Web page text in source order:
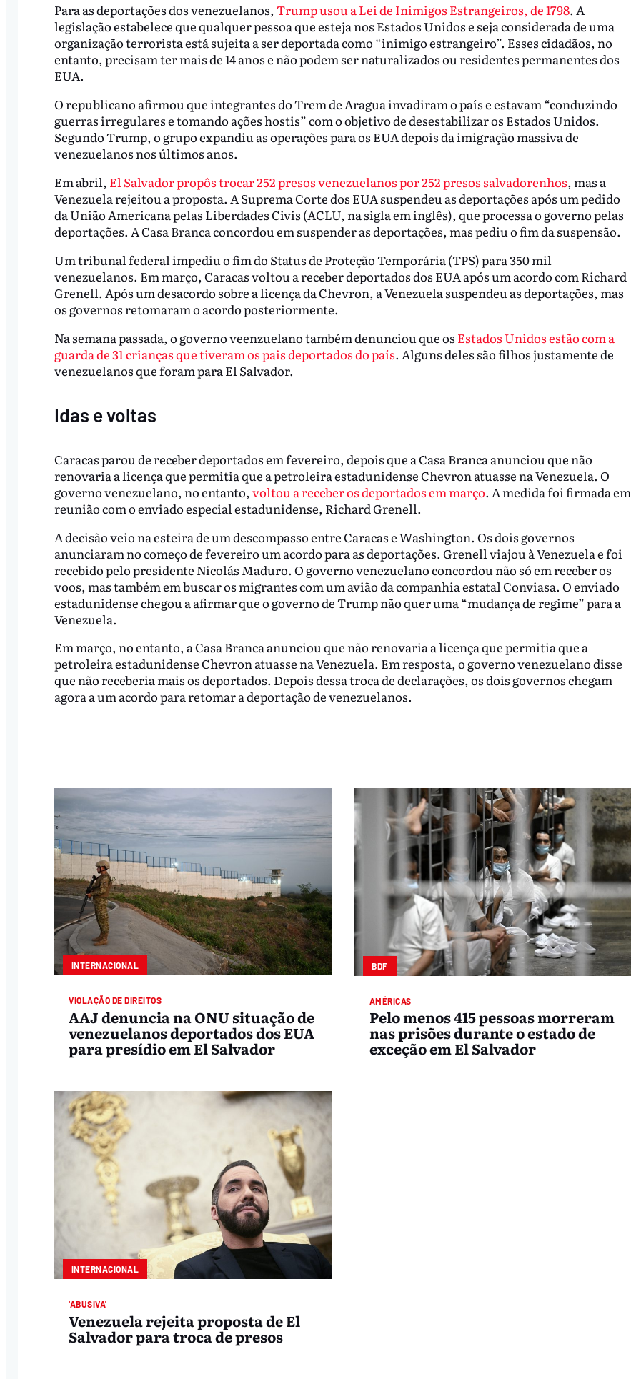
Para as deportações dos venezuelanos, Trump usou a Lei de Inimigos Estrangeiros, de 1798. A
legislação estabelece que qualquer pessoa que esteja nos Estados Unidos e seja considerada de uma
organização terrorista está sujeita a ser deportada como “inimigo estrangeiro”. Esses cidadãos, no
entanto, precisam ter mais de 14 anos e não podem ser naturalizados ou residentes permanentes dos
EUA.
O republicano afirmou que integrantes do Trem de Aragua invadiram o país e estavam “conduzindo
guerras irregulares e tomando ações hostis” com o objetivo de desestabilizar os Estados Unidos.
Segundo Trump, o grupo expandiu as operações para os EUA depois da imigração massiva de
venezuelanos nos últimos anos.
Em abril, El Salvador propôs trocar 252 presos venezuelanos por 252 presos salvadorenhos, mas a
Venezuela rejeitou a proposta. A Suprema Corte dos EUA suspendeu as deportações após um pedido
da União Americana pelas Liberdades Civis (ACLU, na sigla em inglês), que processa o governo pelas
deportações. A Casa Branca concordou em suspender as deportações, mas pediu o fim da suspensão.
Um tribunal federal impediu o fim do Status de Proteção Temporária (TPS) para 350 mil
venezuelanos. Em março, Caracas voltou a receber deportados dos EUA após um acordo com Richard
Grenell. Após um desacordo sobre a licença da Chevron, a Venezuela suspendeu as deportações, mas
os governos retomaram o acordo posteriormente.
Na semana passada, o governo veenzuelano também denunciou que os Estados Unidos estão com a
guarda de 31 crianças que tiveram os pais deportados do país. Alguns deles são filhos justamente de
venezuelanos que foram para El Salvador.
Idas e voltas
Caracas parou de receber deportados em fevereiro, depois que a Casa Branca anunciou que não
renovaria a licença que permitia que a petroleira estadunidense Chevron atuasse na Venezuela. O
governo venezuelano, no entanto, voltou a receber os deportados em março. A medida foi firmada em
reunião com o enviado especial estadunidense, Richard Grenell.
A decisão veio na esteira de um descompasso entre Caracas e Washington. Os dois governos
anunciaram no começo de fevereiro um acordo para as deportações. Grenell viajou à Venezuela e foi
recebido pelo presidente Nicolás Maduro. O governo venezuelano concordou não só em receber os
voos, mas também em buscar os migrantes com um avião da companhia estatal Conviasa. O enviado
estadunidense chegou a afirmar que o governo de Trump não quer uma “mudança de regime” para a
Venezuela.
Em março, no entanto, a Casa Branca anunciou que não renovaria a licença que permitia que a
petroleira estadunidense Chevron atuasse na Venezuela. Em resposta, o governo venezuelano disse
que não receberia mais os deportados. Depois dessa troca de declarações, os dois governos chegam
agora a um acordo para retomar a deportação de venezuelanos.
INTERNACIONAL
VIOLAÇÃO DE DIREITOS
AAJ denuncia na ONU situação de
venezuelanos deportados dos EUA
para presídio em El Salvador
BDF
AMÉRICAS
Pelo menos 415 pessoas morreram
nas prisões durante o estado de
exceção em El Salvador
INTERNACIONAL
'ABUSIVA'
Venezuela rejeita proposta de El
Salvador para troca de presos